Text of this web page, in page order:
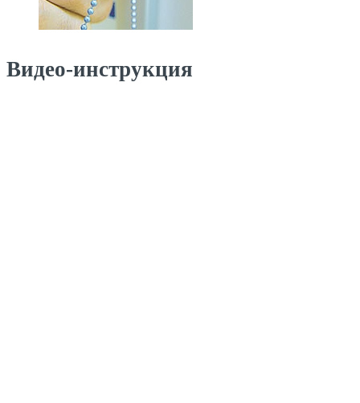
Видео-инструкция